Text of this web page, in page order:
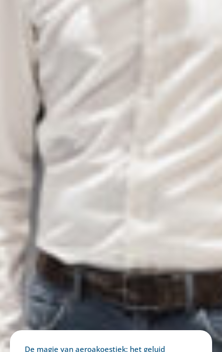
De magie van aeroakoestiek: het geluid